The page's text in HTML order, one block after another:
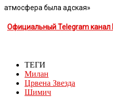
атмосфера была адская»
Официальный Telegram канал
ТЕГИ
Милан
Црвена Звезда
Шимич